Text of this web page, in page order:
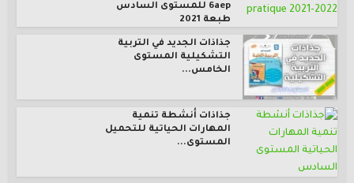
6aep للمستوى السادس
طبعة 2021
جذاذات الجديد في التربية
التشكيلية المستوى
الخامس...
جذاذات أنشطة تنمية
المهارات الحياتية للتحميل
المستوى...